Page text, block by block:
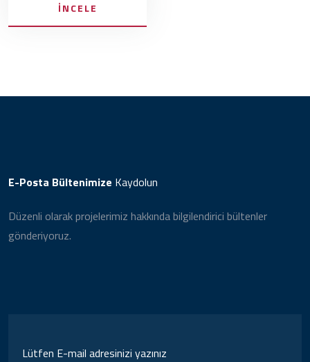
İNCELE
E-Posta Bültenimize Kaydolun
Düzenli olarak projelerimiz hakkında bilgilendirici bültenler
gönderiyoruz.
Lütfen E-mail adresinizi yazınız